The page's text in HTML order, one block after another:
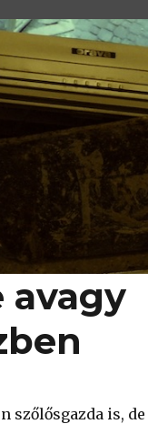
avagy
szőlősgazda is,